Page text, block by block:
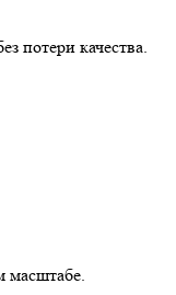
потери качества.
масштабе.